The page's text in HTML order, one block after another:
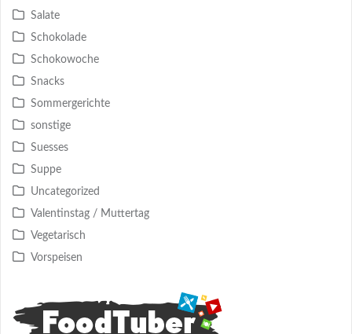
Salate
Schokolade
Schokowoche
Snacks
Sommergerichte
sonstige
Suesses
Suppe
Uncategorized
Valentinstag / Muttertag
Vegetarisch
Vorspeisen